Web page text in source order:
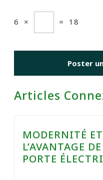
6 × = 18
Articles
MODERNITÉ
L’AVANTAGE
PORTE